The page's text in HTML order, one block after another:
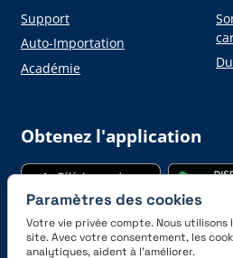
Support
Auto-Importation
Académie
Obtenez l'application
Paramètres des cookies
Votre vie privée compte. Nous utilisons
site. Avec votre consentement, les
analytiques, aident à l’améliorer.